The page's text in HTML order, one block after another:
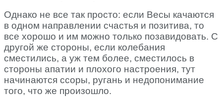
Однако не все так просто: если Весы качаются
в одном направлении счастья и позитива, то
все хорошо и им можно только позавидовать. С
другой же стороны, если колебания
сместились, а уж тем более, сместилось в
стороны апатии и плохого настроения, тут
начинаются ссоры, ругань и недопонимание
того, что же произошло.